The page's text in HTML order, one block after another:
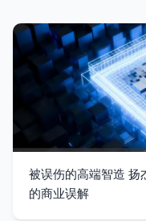
被误伤的高端智造 扬
的商业误解